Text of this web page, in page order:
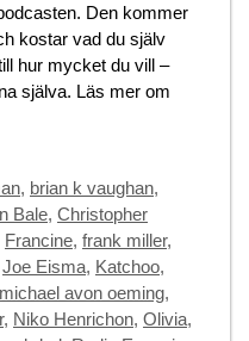
Den kommer
kostar vad du själv
hur mycket du vill –
själva. Läs mer om
, brian k vaughan,
Bale, Christopher
Francine, frank miller,
Joe Eisma, Katchoo,
michael avon oeming,
, Niko Henrichon, Olivia,